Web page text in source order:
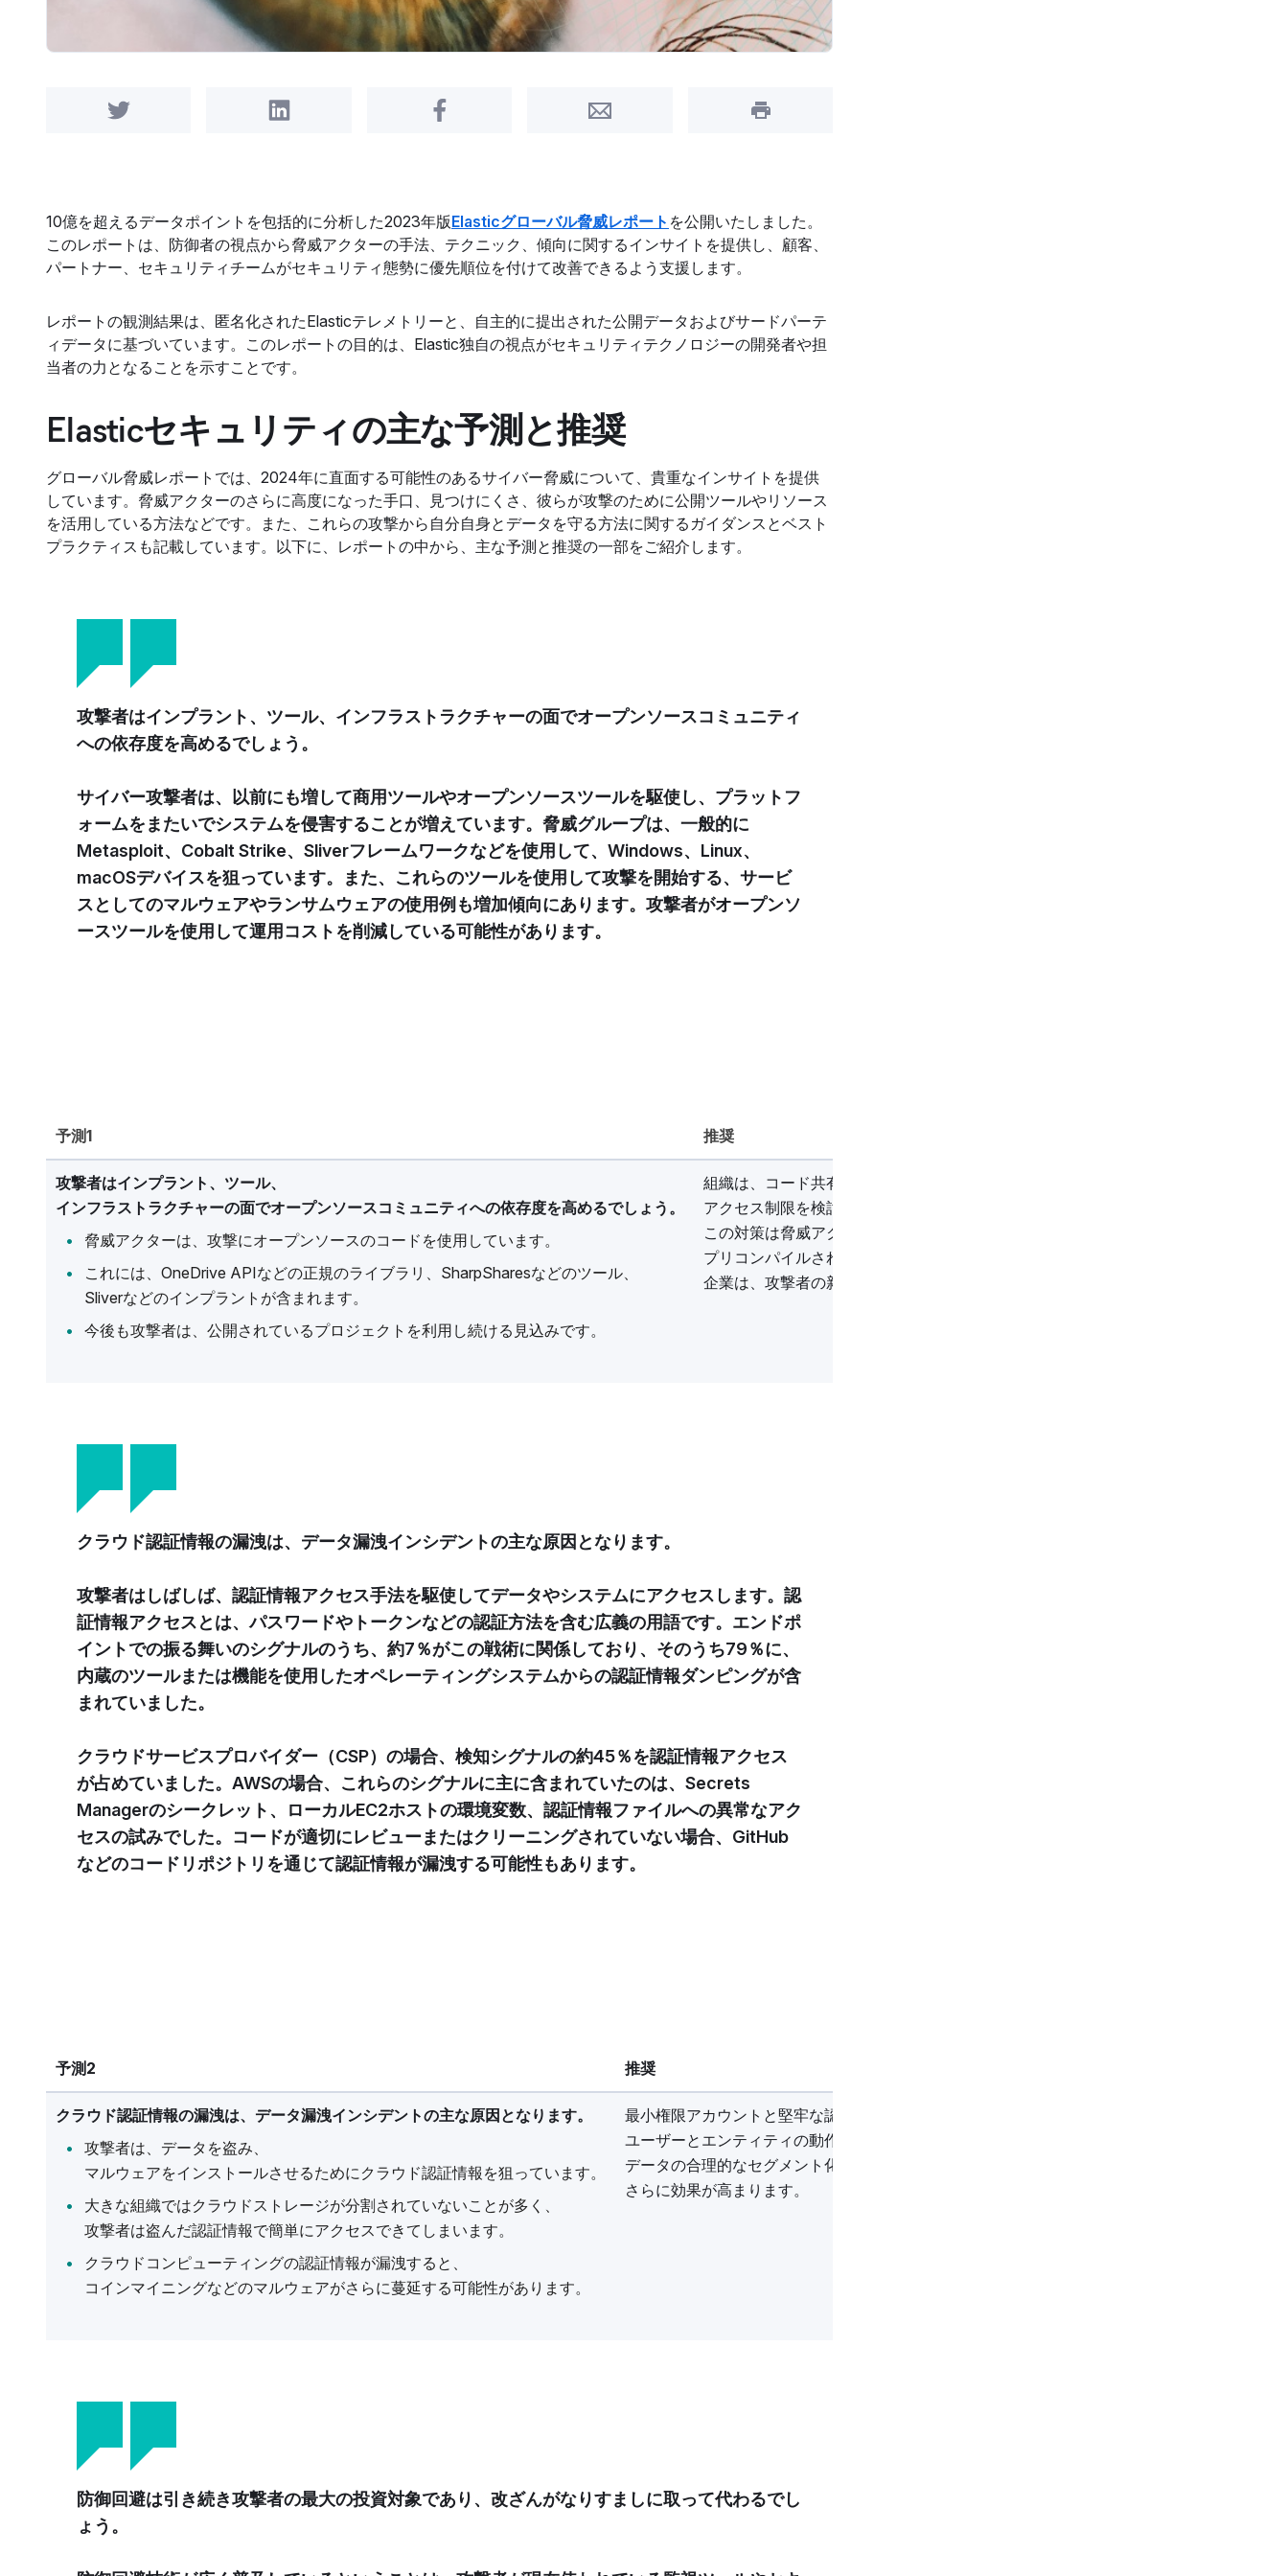
Share on Twitter Share on LinkedIn Share on Facebook Share by Email Print this page
10億を超えるデータポイントを包括的に分析した2023年版Elasticグローバル脅威レポート を公開いたしました。
このレポートは、防御者の視点から脅威アクターの手法、テクニック、傾向に関するインサイトを提供し、顧客、
パートナー、セキュリティチームがセキュリティ態勢に優先順位を付けて改善できるよう支援します。
レポートの観測結果は、匿名化されたElasticテレメトリーと、自主的に提出された公開データおよびサードパーテ
ィデータに基づいています。このレポートの目的は、Elastic独自の視点がセキュリティテクノロジーの開発者や担
当者の力となることを示すことです。
Elasticセキュリティの主な予測と推奨
グローバル脅威レポートでは、2024年に直面する可能性のあるサイバー脅威について、貴重なインサイトを提供
しています。脅威アクターのさらに高度になった手口、見つけにくさ、彼らが攻撃のために公開ツールやリソース
を活用している方法などです。また、これらの攻撃から自分自身とデータを守る方法に関するガイダンスとベスト
プラクティスも記載しています。以下に、レポートの中から、主な予測と推奨の一部をご紹介します。
攻撃者はインプラント、ツール、インフラストラクチャーの面でオープンソースコミュニティ
への依存度を高めるでしょう。
サイバー攻撃者は、以前にも増して商用ツールやオープンソースツールを駆使し、プラットフ
ォームをまたいでシステムを侵害することが増えています。脅威グループは、一般的に
Metasploit、Cobalt Strike、Sliverフレームワークなどを使用して、Windows、Linux、
macOSデバイスを狙っています。また、これらのツールを使用して攻撃を開始する、サービ
スとしてのマルウェアやランサムウェアの使用例も増加傾向にあります。攻撃者がオープンソ
ースツールを使用して運用コストを削減している可能性があります。
予測1 推奨
攻撃者はインプラント、ツール、
インフラストラクチャーの面でオープンソースコミュニティへの依存度を高めるでしょう。
脅威アクターは、攻撃にオープンソースのコードを使用しています。
これには、OneDrive APIなどの正規のライブラリ、SharpSharesなどのツール、
Sliverなどのインプラントが含まれます。
今後も攻撃者は、公開されているプロジェクトを利用し続ける見込みです。
組織は、コード共有Webサイトから直接ダウンロードした内容を精査し、
アクセス制限を検討する必要があります。
この対策は脅威アクターによるコードの再利用を防ぐことはできませんが、
プリコンパイルされたバイナリやポータブルスクリプトによる侵害の拡大を防げる
企業は、攻撃者の新たなフレームワークに対する可視性を評価する必要があります。
クラウド認証情報の漏洩は、データ漏洩インシデントの主な原因となります。
攻撃者はしばしば、認証情報アクセス手法を駆使してデータやシステムにアクセスします。認
証情報アクセスとは、パスワードやトークンなどの認証方法を含む広義の用語です。エンドポ
イントでの振る舞いのシグナルのうち、約7％がこの戦術に関係しており、そのうち79％に、
内蔵のツールまたは機能を使用したオペレーティングシステムからの認証情報ダンピングが含
まれていました。
クラウドサービスプロバイダー（CSP）の場合、検知シグナルの約45％を認証情報アクセス
が占めていました。AWSの場合、これらのシグナルに主に含まれていたのは、Secrets
Managerのシークレット、ローカルEC2ホストの環境変数、認証情報ファイルへの異常なアク
セスの試みでした。コードが適切にレビューまたはクリーニングされていない場合、GitHub
などのコードリポジトリを通じて認証情報が漏洩する可能性もあります。
予測2 推奨
クラウド認証情報の漏洩は、データ漏洩インシデントの主な原因となります。
攻撃者は、データを盗み、
マルウェアをインストールさせるためにクラウド認証情報を狙っています。
大きな組織ではクラウドストレージが分割されていないことが多く、
攻撃者は盗んだ認証情報で簡単にアクセスできてしまいます。
クラウドコンピューティングの認証情報が漏洩すると、
コインマイニングなどのマルウェアがさらに蔓延する可能性があります。
最小権限アカウントと堅牢な認証手段は、
ユーザーとエンティティの動作を監視したり、
データの合理的なセグメント化を前提にした各種ソリューションを導入することで、
さらに効果が高まります。
防御回避は引き続き攻撃者の最大の投資対象であり、改ざんがなりすましに取って代わるでし
ょう。